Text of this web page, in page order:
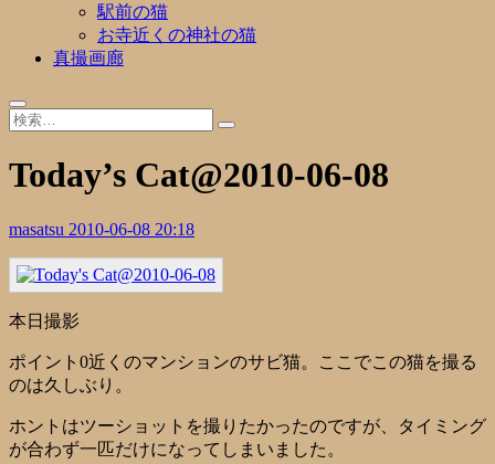
駅前の猫
お寺近くの神社の猫
真撮画廊
Today’s Cat@2010-06-08
masatsu 2010-06-08 20:18
本日撮影
ポイント0近くのマンションのサビ猫。ここでこの猫を撮る
のは久しぶり。
ホントはツーショットを撮りたかったのですが、タイミング
が合わず一匹だけになってしまいました。